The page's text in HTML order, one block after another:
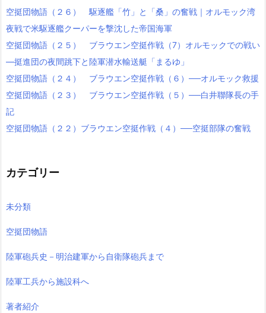
空挺団物語（２６） 駆逐艦「竹」と「桑」の奮戦｜オルモック湾
夜戦で米駆逐艦クーパーを撃沈した帝国海軍
空挺団物語（２５） ブラウエン空挺作戦（7）オルモックでの戦い
―挺進団の夜間跳下と陸軍潜水輸送艇「まるゆ」
空挺団物語（２４） ブラウエン空挺作戦（６）──オルモック救援
空挺団物語（２３） ブラウエン空挺作戦（５）──白井聯隊長の手
記
空挺団物語（２２）ブラウエン空挺作戦（４）──空挺部隊の奮戦
カテゴリー
未分類
空挺団物語
陸軍砲兵史－明治建軍から自衛隊砲兵まで
陸軍工兵から施設科へ
著者紹介